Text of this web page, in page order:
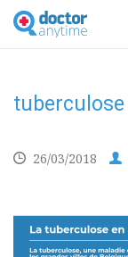
DoctorAnyTime
You
are
tuberculose
26/03/2018